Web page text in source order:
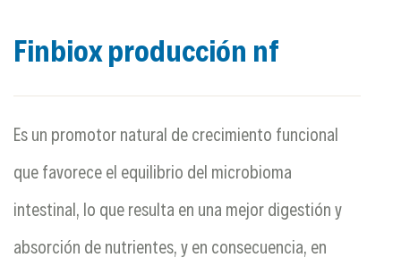
Finbiox producción nf
Es un promotor natural de crecimiento funcional
que favorece el equilibrio del microbioma
intestinal, lo que resulta en una mejor digestión y
absorción de nutrientes, y en consecuencia, en